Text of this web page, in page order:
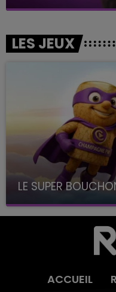
LES JEUX
LE SUPER
avec La Famille
ACCUEIL